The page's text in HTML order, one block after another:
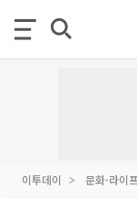
이투데이 문화·라이프